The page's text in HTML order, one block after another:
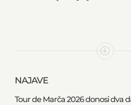
NAJAVE
Tour de Marča 2026 donosi dva